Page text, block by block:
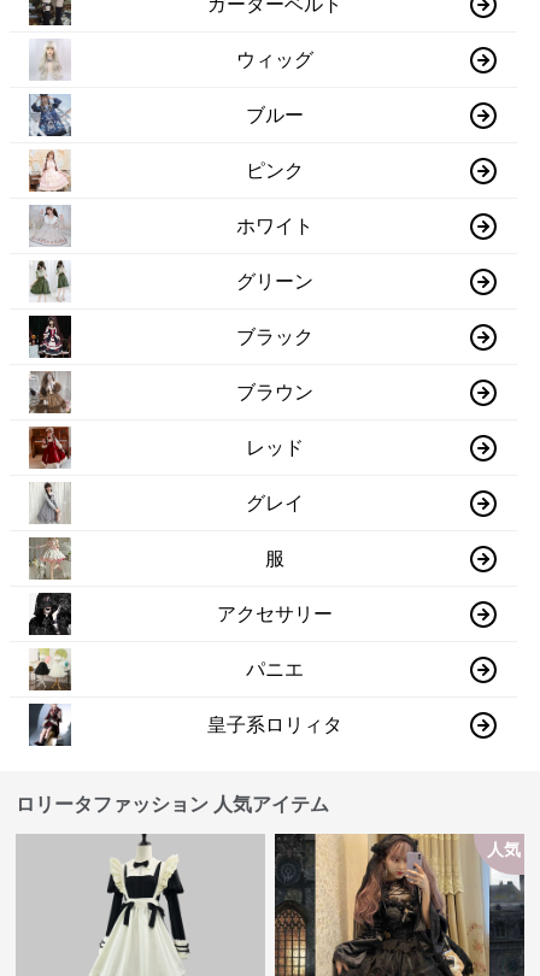
ウィッグ
ブルー
ピンク
ホワイト
グリーン
ブラック
ブラウン
レッド
グレイ
服
アクセサリー
パニエ
皇子系ロリィタ
ロリータファッション 人気アイテム
人気